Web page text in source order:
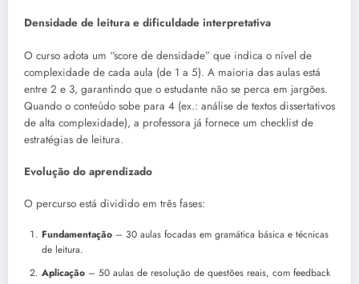
Densidade de leitura e dificuldade interpretativa
O curso adota um “score de densidade” que indica o nível de
complexidade de cada aula (de 1 a 5). A maioria das aulas está
entre 2 e 3, garantindo que o estudante não se perca em jargões.
Quando o conteúdo sobe para 4 (ex.: análise de textos dissertativos
de alta complexidade), a professora já fornece um checklist de
estratégias de leitura.
Evolução do aprendizado
O percurso está dividido em três fases:
Fundamentação – 30 aulas focadas em gramática básica e técnicas
de leitura.
Aplicação – 50 aulas de resolução de questões reais, com feedback